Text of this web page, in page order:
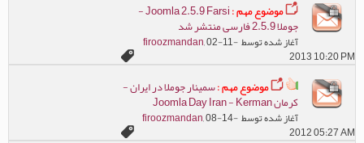
موضوع مهم : Joomla 2.5.9 Farsi -
جوملا 2.5.9 فارسی منتشر شد
آغاز شده توسط firoozmandan, 02-11-
2013 10:20 PM
موضوع مهم :سمینار جوملا در ایران -
کرمان Joomla Day Iran - Kerman
آغاز شده توسط firoozmandan, 08-14-
2012 05:27 AM